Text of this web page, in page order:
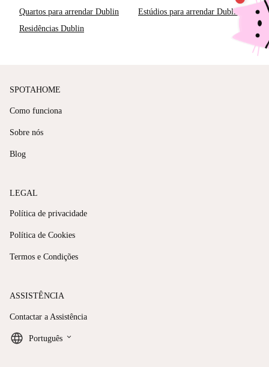
Quartos para arrendar Dublin
Estúdios para arrendar Dublin
Residências Dublin
SPOTAHOME
Como funciona
Sobre nós
Blog
LEGAL
Política de privacidade
Política de Cookies
Termos e Condições
ASSISTÊNCIA
Contactar a Assistência
Português keyboard_arrow_down